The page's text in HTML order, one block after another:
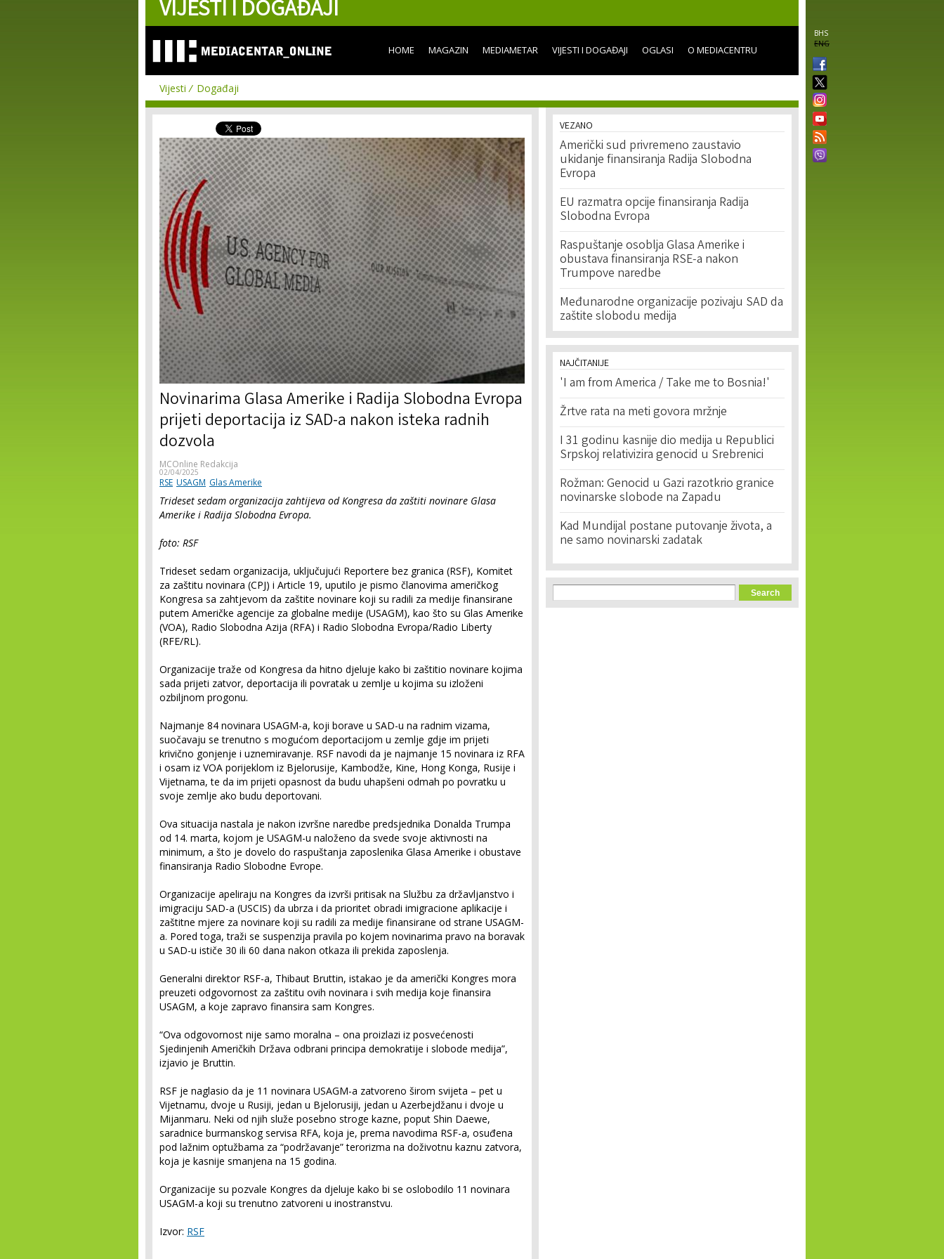
content
VIJESTI I DOGAĐAJI
BHS
ENG
HOME MAGAZIN MEDIAMETAR VIJESTI I DOGAĐAJI OGLASI O MEDIACENTRU
Vijesti Događaji
Novinarima Glasa Amerike i Radija Slobodna Evropa
prijeti deportacija iz SAD-a nakon isteka radnih
dozvola
MCOnline Redakcija
02/04/2025
RSE USAGM Glas Amerike
Trideset sedam organizacija zahtijeva od Kongresa da zaštiti novinare Glasa
Amerike i Radija Slobodna Evropa.
foto: RSF
Trideset sedam organizacija, uključujući Reportere bez granica (RSF), Komitet
za zaštitu novinara (CPJ) i Article 19, uputilo je pismo članovima američkog
Kongresa sa zahtjevom da zaštite novinare koji su radili za medije finansirane
putem Američke agencije za globalne medije (USAGM), kao što su Glas Amerike
(VOA), Radio Slobodna Azija (RFA) i Radio Slobodna Evropa/Radio Liberty
(RFE/RL).
Organizacije traže od Kongresa da hitno djeluje kako bi zaštitio novinare kojima
sada prijeti zatvor, deportacija ili povratak u zemlje u kojima su izloženi
ozbiljnom progonu.
Najmanje 84 novinara USAGM-a, koji borave u SAD-u na radnim vizama,
suočavaju se trenutno s mogućom deportacijom u zemlje gdje im prijeti
krivično gonjenje i uznemiravanje. RSF navodi da je najmanje 15 novinara iz RFA
i osam iz VOA porijeklom iz Bjelorusije, Kambodže, Kine, Hong Konga, Rusije i
Vijetnama, te da im prijeti opasnost da budu uhapšeni odmah po povratku u
svoje zemlje ako budu deportovani.
Ova situacija nastala je nakon izvršne naredbe predsjednika Donalda Trumpa
od 14. marta, kojom je USAGM-u naloženo da svede svoje aktivnosti na
minimum, a što je dovelo do raspuštanja zaposlenika Glasa Amerike i obustave
finansiranja Radio Slobodne Evrope.
Organizacije apeliraju na Kongres da izvrši pritisak na Službu za državljanstvo i
imigraciju SAD-a (USCIS) da ubrza i da prioritet obradi imigracione aplikacije i
zaštitne mjere za novinare koji su radili za medije finansirane od strane USAGM-
a. Pored toga, traži se suspenzija pravila po kojem novinarima pravo na boravak
u SAD-u ističe 30 ili 60 dana nakon otkaza ili prekida zaposlenja.
Generalni direktor RSF-a, Thibaut Bruttin, istakao je da američki Kongres mora
preuzeti odgovornost za zaštitu ovih novinara i svih medija koje finansira
USAGM, a koje zapravo finansira sam Kongres.
“Ova odgovornost nije samo moralna – ona proizlazi iz posvećenosti
Sjedinjenih Američkih Država odbrani principa demokratije i slobode medija”,
izjavio je Bruttin.
RSF je naglasio da je 11 novinara USAGM-a zatvoreno širom svijeta – pet u
Vijetnamu, dvoje u Rusiji, jedan u Bjelorusiji, jedan u Azerbejdžanu i dvoje u
Mijanmaru. Neki od njih služe posebno stroge kazne, poput Shin Daewe,
saradnice burmanskog servisa RFA, koja je, prema navodima RSF-a, osuđena
pod lažnim optužbama za “podržavanje” terorizma na doživotnu kaznu zatvora,
koja je kasnije smanjena na 15 godina.
Organizacije su pozvale Kongres da djeluje kako bi se oslobodilo 11 novinara
USAGM-a koji su trenutno zatvoreni u inostranstvu.
Izvor: RSF
VEZANO
Američki sud privremeno zaustavio
ukidanje finansiranja Radija Slobodna
Evropa
EU razmatra opcije finansiranja Radija
Slobodna Evropa
Raspuštanje osoblja Glasa Amerike i
obustava finansiranja RSE-a nakon
Trumpove naredbe
Međunarodne organizacije pozivaju SAD da
zaštite slobodu medija
NAJČITANIJE
'I am from America / Take me to Bosnia!'
Žrtve rata na meti govora mržnje
I 31 godinu kasnije dio medija u Republici
Srpskoj relativizira genocid u Srebrenici
Rožman: Genocid u Gazi razotkrio granice
novinarske slobode na Zapadu
Kad Mundijal postane putovanje života, a
ne samo novinarski zadatak
Search form
Search